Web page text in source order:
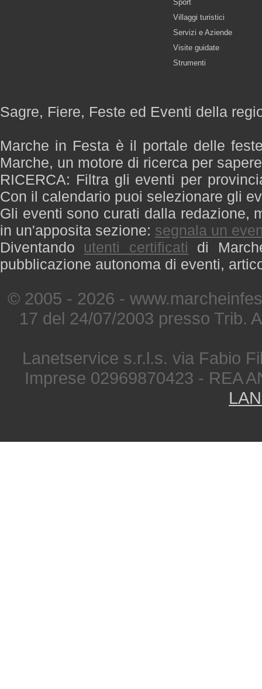
Sport
Villaggi turistici
Servizi e Aziende
Visite guidate
Strumenti
Sagre, Fiere, Feste ed Eventi della
Marche in Festa è il portale delle
Marche, un motore di ricerca per
RICERCA: Filtra gli eventi per
Con il calendario puoi selezionare gli
Gli eventi sono curati dalla redazione,
in un'apposita sezione: segnala un
Diventando utenti certificati di
pubblicazione autonoma di eventi,
© 2005 - 2026 -
17 del 24/07/2003 presso Trib.
Lanetservice s.r.l.s. via Fabio
Imprese 02969870423 - REA